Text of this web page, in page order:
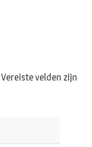
Vereiste velden zijn